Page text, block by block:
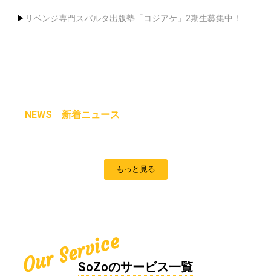
▶ リベンジ専門スパルタ出版塾「コジアケ」2期生募集中！
NEWS　新着ニュース
もっと見る
Our ServiceSoZoのサービス一覧